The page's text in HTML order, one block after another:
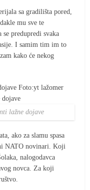
sa gradilišta pored,
mu sve te
predupredi svaka
I samim tim im to
kako će nekog
lažne dojave
ako za slamu spasa
NATO novinari. Koji
nalogodavca
novca. Za koji